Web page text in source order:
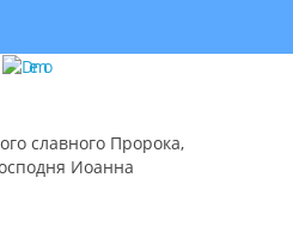
славного Пророка,
Иоанна